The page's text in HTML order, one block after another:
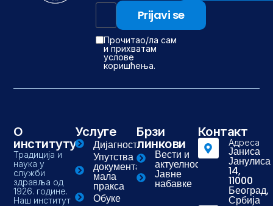
Прочитао/ла сам
и прихватам
услове
коришћења.
О
институту
Традиција и
наука у
служби
здравља од
1926. године.
Наш институт
Услуге
Дијагностика
Упутства и
документа-
мала
пракса
Обуке
Брзи
линкови
Вести и
актуелности
Јавне
набавке
Контакт
Адреса
Јаниса
Јанулиса
14,
11000
Београд,
Србија